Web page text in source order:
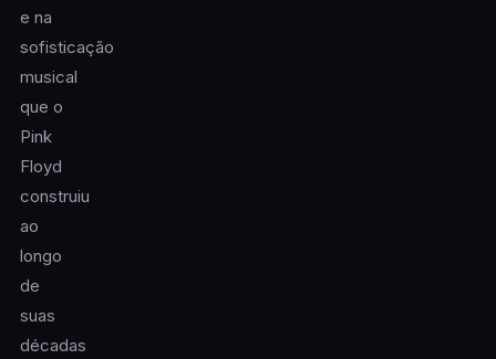
e na
sofisticação
musical
que o
Pink
Floyd
construiu
ao
longo
de
suas
décadas